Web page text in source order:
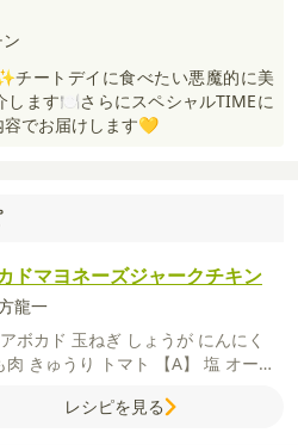
チートデイに食べたい悪魔的に美
します🍽️さらにスペシャルTIMEに
でお届けします💛
ドマヨネーズジャークチキン
龍一
アボカド 玉ねぎ しょうが にんにく
肉 きゅうり トマト 【A】 塩 オール
【マヨネーズ】卵黄酢
レシピを見る